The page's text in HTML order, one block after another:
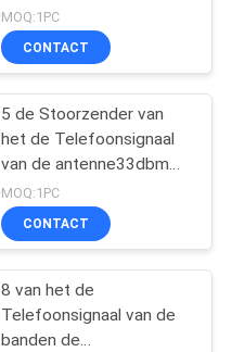
Celtelefoon DCS PHS
3G, Antenne Vijf
MOQ:1PC
CONTACT
5 de Stoorzender van
het de Telefoonsignaal
van de antenne33dbm
Cel/Blocker est-808D
voor Douane
MOQ:1PC
CONTACT
8 van het de
Telefoonsignaal van de
banden de